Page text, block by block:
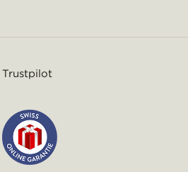
Trustpilot